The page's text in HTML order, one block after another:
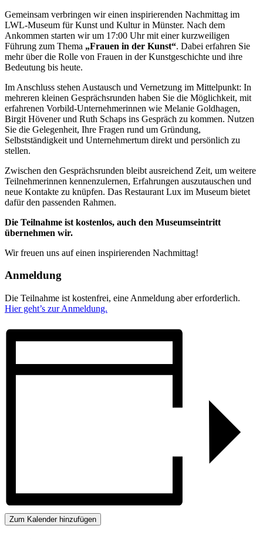
Gemeinsam verbringen wir einen inspirierenden Nachmittag im
LWL-Museum für Kunst und Kultur in Münster. Nach dem
Ankommen starten wir um 17:00 Uhr mit einer kurzweiligen
Führung zum Thema „Frauen in der Kunst“. Dabei erfahren Sie
mehr über die Rolle von Frauen in der Kunstgeschichte und ihre
Bedeutung bis heute.
Im Anschluss stehen Austausch und Vernetzung im Mittelpunkt: In
mehreren kleinen Gesprächsrunden haben Sie die Möglichkeit, mit
erfahrenen Vorbild-Unternehmerinnen wie Melanie Goldhagen,
Birgit Hövenerund Ruth Schaps ins Gespräch zu kommen. Nutzen
Sie die Gelegenheit, Ihre Fragen rund um Gründung,
Selbstständigkeit und Unternehmertum direkt und persönlich zu
stellen.
Zwischen den Gesprächsrunden bleibt ausreichend Zeit, um weitere
Teilnehmerinnen kennenzulernen, Erfahrungen auszutauschen und
neue Kontakte zu knüpfen. Das Restaurant Lux im Museum bietet
dafür den passenden Rahmen.
Die Teilnahme ist kostenlos, auch den Museumseintritt
übernehmen wir.
Wir freuen uns auf einen inspirierenden Nachmittag!
Anmeldung
Die Teilnahme ist kostenfrei, eine Anmeldung aber erforderlich.
Hier geht’s zur Anmeldung.
Zum Kalender hinzufügen